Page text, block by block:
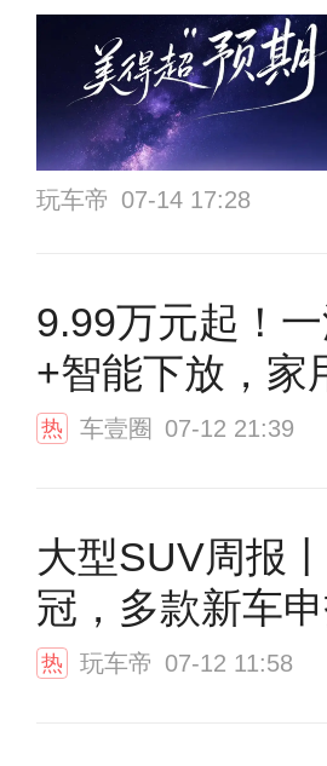
玩车帝 07-14 17:28
9.99万元起！
+智能下放，家
热 车壹圈 07-12 21:39
大型SUV周报
冠，多款新车
热 玩车帝 07-12 11:58